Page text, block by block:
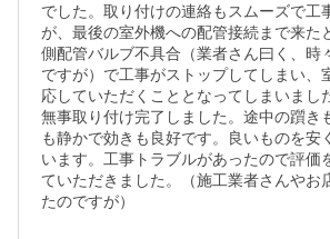
でした。取り付けの連絡もスムーズで工
が、最後の室外機への配管接続まで来た
側配管バルブ不具合（業者さん曰く、時
ですが）で工事がストップしてしまい、
応していただくこととなってしまいまし
無事取り付け完了しました。途中の躓き
も静かで効きも良好です。良いものを安
います。工事トラブルがあったので評価
ていただきました。（施工業者さんやお
たのですが）